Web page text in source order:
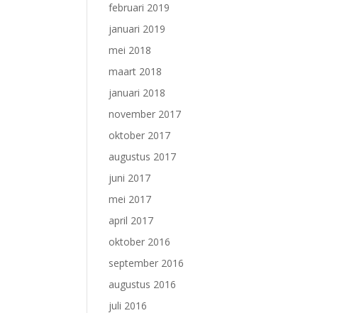
februari 2019
januari 2019
mei 2018
maart 2018
januari 2018
november 2017
oktober 2017
augustus 2017
juni 2017
mei 2017
april 2017
oktober 2016
september 2016
augustus 2016
juli 2016